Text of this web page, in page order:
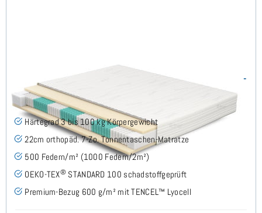
SERA H3 (TENCEL™ Lyocell) TTFK-Matratze 250x220 cm -
Sonderanfertigung
Härtegrad 3 bis 100 kg Körpergewicht
22cm orthopäd. 7-Zo. Tonnentaschen-Matratze
500 Federn/m² (1000 Federn/2m²)
OEKO-TEX® STANDARD 100 schadstoffgeprüft
Premium-Bezug 600 g/m² mit TENCEL™ Lyocell